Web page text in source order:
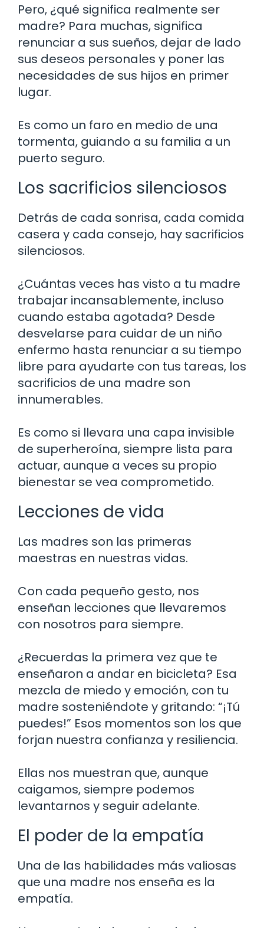
Pero, ¿qué significa realmente ser
madre? Para muchas, significa
renunciar a sus sueños, dejar de lado
sus deseos personales y poner las
necesidades de sus hijos en primer
lugar.
Es como un faro en medio de una
tormenta, guiando a su familia a un
puerto seguro.
Los sacrificios silenciosos
Detrás de cada sonrisa, cada comida
casera y cada consejo, hay sacrificios
silenciosos.
¿Cuántas veces has visto a tu madre
trabajar incansablemente, incluso
cuando estaba agotada? Desde
desvelarse para cuidar de un niño
enfermo hasta renunciar a su tiempo
libre para ayudarte con tus tareas, los
sacrificios de una madre son
innumerables.
Es como si llevara una capa invisible
de superheroína, siempre lista para
actuar, aunque a veces su propio
bienestar se vea comprometido.
Lecciones de vida
Las madres son las primeras
maestras en nuestras vidas.
Con cada pequeño gesto, nos
enseñan lecciones que llevaremos
con nosotros para siempre.
¿Recuerdas la primera vez que te
enseñaron a andar en bicicleta? Esa
mezcla de miedo y emoción, con tu
madre sosteniéndote y gritando: “¡Tú
puedes!” Esos momentos son los que
forjan nuestra confianza y resiliencia.
Ellas nos muestran que, aunque
caigamos, siempre podemos
levantarnos y seguir adelante.
El poder de la empatía
Una de las habilidades más valiosas
que una madre nos enseña es la
empatía.